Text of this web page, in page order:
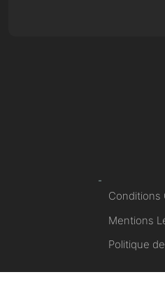
-
Conditions
Mentions
Politique